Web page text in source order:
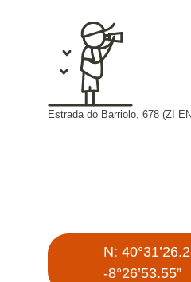
Estrada do Barriolo, 678 (ZI
N:
-8°26’53.55”